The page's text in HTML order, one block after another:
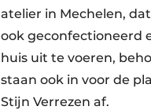
atelier in Mechelen,
ook geconfectioneerd
huis uit te voeren,
staan ook in voor de
Stijn Verrezen af.